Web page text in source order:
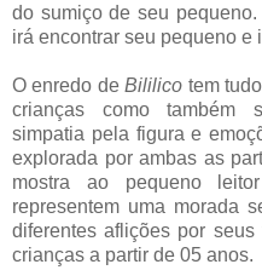
do sumiço de seu
irá encontrar seu pequeno e
O enredo deBililico tem
crianças como também
simpatia pela figura e
explorada por ambas as
mostra ao pequeno
representem uma morada
diferentes aflições por
crianças a partir de 05 anos.